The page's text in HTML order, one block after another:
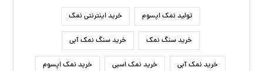
تولید نمک اپسوم خرید اینترنتی نمک
خرید سنگ نمک خرید سنگ نمک آبی
خرید نمک آبی خرید نمک اسبی خرید نمک اپسوم